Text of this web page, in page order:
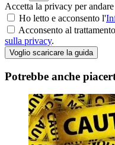
Accetta la privacy per
Ho letto e acconsento l'
Acconsento al
sulla privacy.
Voglio scaricare la guida
Potrebbe anche